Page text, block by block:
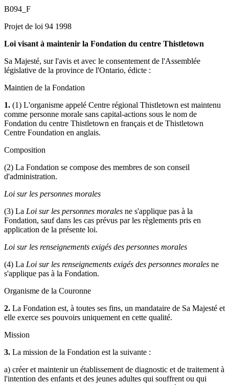
B094_F
Projet de loi 94 1998
Loi visant à maintenir la Fondation du centre Thistletown
Sa Majesté, sur l'avis et avec le consentement de l'Assemblée
législative de la province de l'Ontario, édicte :
Maintien de la Fondation
1. (1) L'organisme appelé Centre régional Thistletown est maintenu
comme personne morale sans capital-actions sous le nom de
Fondation du centre Thistletown en français et de Thistletown
Centre Foundation en anglais.
Composition
(2) La Fondation se compose des membres de son conseil
d'administration.
Loi sur les personnes morales
(3) La Loi sur les personnes morales ne s'applique pas à la
Fondation, sauf dans les cas prévus par les règlements pris en
application de la présente loi.
Loi sur les renseignements exigés des personnes morales
(4) La Loi sur les renseignements exigés des personnes morales ne
s'applique pas à la Fondation.
Organisme de la Couronne
2. La Fondation est, à toutes ses fins, un mandataire de Sa Majesté et
elle exerce ses pouvoirs uniquement en cette qualité.
Mission
3. La mission de la Fondation est la suivante :
a) créer et maintenir un établissement de diagnostic et de traitement à
l'intention des enfants et des jeunes adultes qui souffrent ou qui